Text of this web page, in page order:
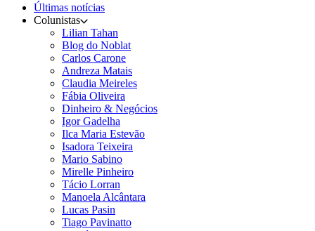
Últimas notícias
Colunistas
Lilian Tahan
Blog do Noblat
Carlos Carone
Andreza Matais
Claudia Meireles
Fábia Oliveira
Dinheiro & Negócios
Igor Gadelha
Ilca Maria Estevão
Isadora Teixeira
Mario Sabino
Mirelle Pinheiro
Tácio Lorran
Manoela Alcântara
Lucas Pasin
Tiago Pavinatto